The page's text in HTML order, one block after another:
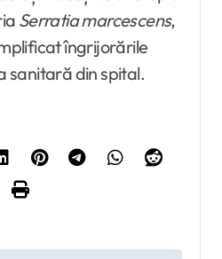
Serratia marcescens,
îngrijorările
sanitară din spital.